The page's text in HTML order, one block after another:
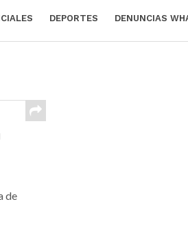
DEPORTES DENUNCIAS
de